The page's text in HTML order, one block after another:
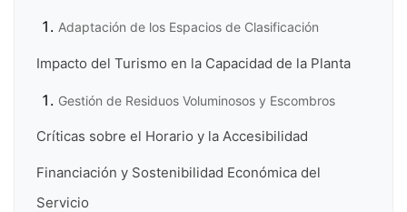
Adaptación de los Espacios de Clasificación
Impacto del Turismo en la Capacidad de la Planta
Gestión de Residuos Voluminosos y Escombros
Críticas sobre el Horario y la Accesibilidad
Financiación y Sostenibilidad Económica del
Servicio